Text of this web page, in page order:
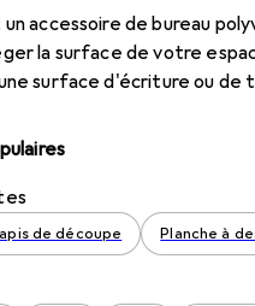
un accessoire de bureau
la surface de votre
surface d'écriture ou de
de découpe Planche à